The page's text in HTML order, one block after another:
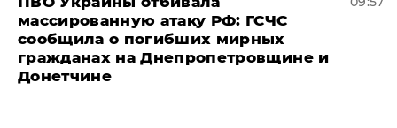
массированную атаку РФ: ГСЧС
сообщила о погибших мирных
гражданах на Днепропетровщине и
Донетчине